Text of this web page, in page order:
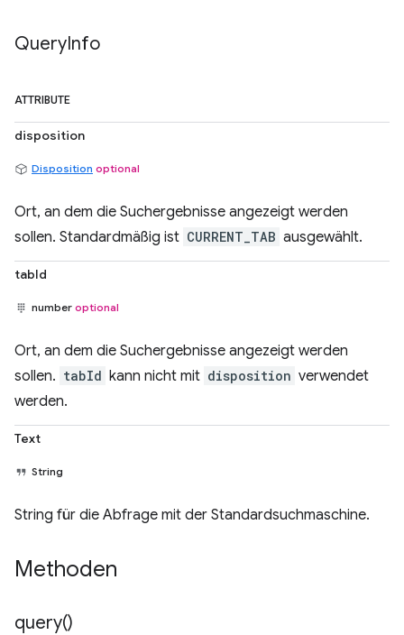
QueryInfo
ATTRIBUTE
disposition
Disposition optional
Ort, an dem die Suchergebnisse angezeigt werden
sollen. Standardmäßig ist CURRENT_TAB ausgewählt.
tabId
number optional
Ort, an dem die Suchergebnisse angezeigt werden
sollen. tabId kann nicht mit disposition verwendet
werden.
Text
String
String für die Abfrage mit der Standardsuchmaschine.
Methoden
query()